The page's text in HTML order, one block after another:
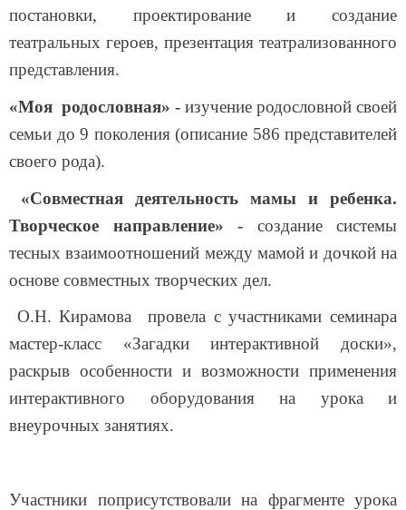
постановки, проектирование и создание
театральных героев, презентация театрализованного
представления.
«Моя родословная» - изучение родословной своей
семьи до 9 поколения (описание 586 представителей
своего рода).
«Совместная деятельность мамы и ребенка.
Творческое направление» - создание системы
тесных взаимоотношений между мамой и дочкой на
основе совместных творческих дел.
О.Н. Кирамова провела с участниками семинара
мастер-класс «Загадки интерактивной доски»,
раскрыв особенности и возможности применения
интерактивного оборудования на урока и
внеурочных занятиях.
Участники поприсутствовали на фрагменте урока